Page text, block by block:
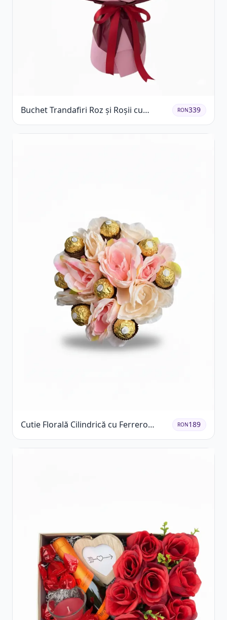
Buchet Trandafiri Roz și Roșii cu
Eucalipt și Gypsophila
RON339
Cutie Florală Cilindrică cu Ferrero
Rocher și Trandafiri Pastel
RON189